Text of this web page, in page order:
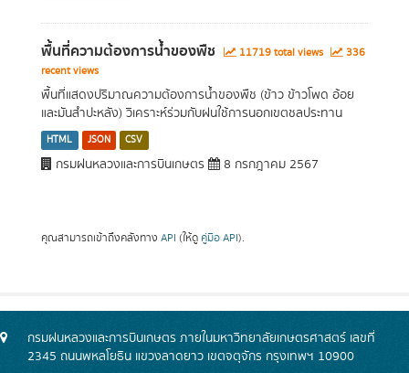
พื้นที่ความต้องการน้ำของพืช 11719 total views
336
recent views
พื้นที่แสดงปริมาณความต้องการน้ำของพืช (ข้าว ข้าวโพด อ้อย
และมันสำปะหลัง) วิเคราะห์ร่วมกับฝนใช้การนอกเขตชลประทาน
HTML JSON CSV
กรมฝนหลวงและการบินเกษตร 8 กรกฎาคม 2567
คุณสามารถเข้าถึงคลังทาง API (ให้ดู คู่มือ API).
กรมฝนหลวงและการบินเกษตร ภายในมหาวิทยาลัยเกษตรศาสตร์ เลขที่
2345 ถนนพหลโยธิน แขวงลาดยาว เขตจตุจักร กรุงเทพฯ 10900